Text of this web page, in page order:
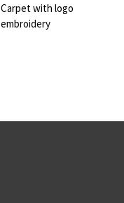
Carpet with logo
embroidery